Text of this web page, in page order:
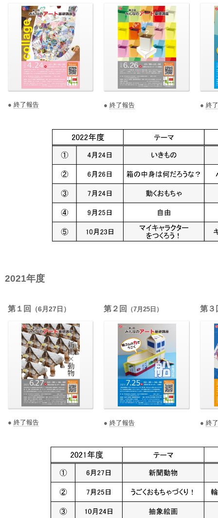
● 終了報告 ● 終了報告 ● 終
2021年度
第１回 （6月27日）
● 終了報告
第２回 （7月25日）
● 終了報告
第３
● 終